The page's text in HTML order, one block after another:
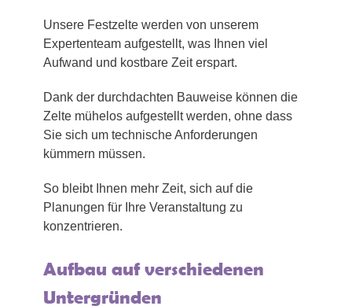
Unsere Festzelte werden von unserem
Expertenteam aufgestellt, was Ihnen viel
Aufwand und kostbare Zeit erspart.
Dank der durchdachten Bauweise können die
Zelte mühelos aufgestellt werden, ohne dass
Sie sich um technische Anforderungen
kümmern müssen.
So bleibt Ihnen mehr Zeit, sich auf die
Planungen für Ihre Veranstaltung zu
konzentrieren.
Aufbau auf verschiedenen
Untergründen